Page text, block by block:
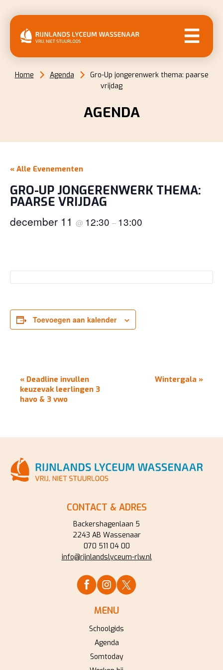
Home Agenda
Gro-Up jongerenwerk thema: paarse
vrijdag
AGENDA
« Alle Evenementen
GRO-UP JONGERENWERK THEMA:
PAARSE VRIJDAG
december 11 @ 12:30 – 13:00
Toevoegen aan kalender
EVENEMENT
NAVIGATIE
« Deadline invullen
keuzevak leerlingen 3
havo & 3 vwo
Wintergala »
CONTACT & ADRES
Backershagenlaan 5
2243 AB Wassenaar
070 511 04 00
info@rijnlandslyceum-rlw.nl
MENU
Schoolgids
Agenda
Somtoday